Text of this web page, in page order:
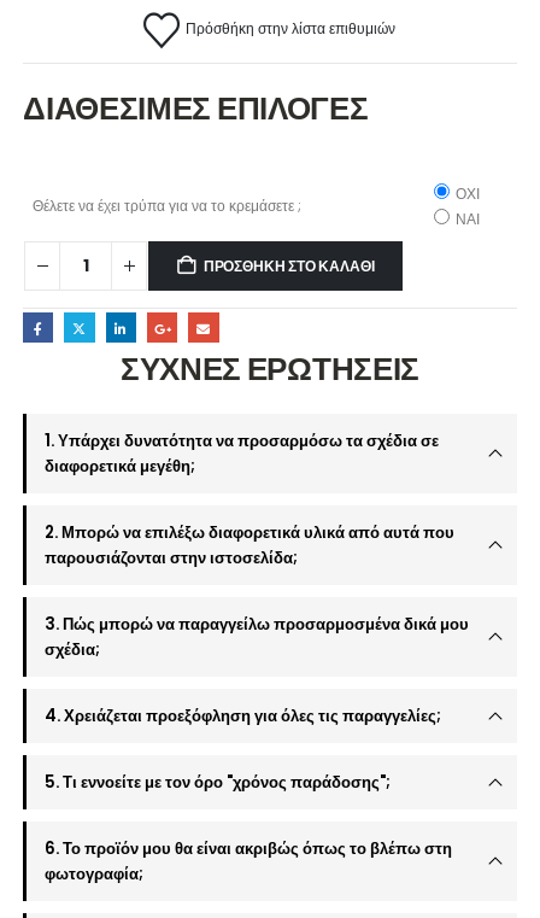
Πρόσθήκη στην λίστα επιθυμιών
ΔΙΑΘΕΣΙΜΕΣ ΕΠΙΛΟΓΕΣ
Θέλετε να έχει τρύπα για να το κρεμάσετε ;
ΟΧΙ
ΝΑΙ
ΠΡΟΣΘΉΚΗ ΣΤΟ ΚΑΛΆΘΙ
ΣΥΧΝΕΣ ΕΡΩΤΗΣΕΙΣ
1. Υπάρχει δυνατότητα να προσαρμόσω τα σχέδια σε
διαφορετικά μεγέθη;
2. Μπορώ να επιλέξω διαφορετικά υλικά από αυτά που
παρουσιάζονται στην ιστοσελίδα;
3. Πώς μπορώ να παραγγείλω προσαρμοσμένα δικά μου
σχέδια;
4. Χρειάζεται προεξόφληση για όλες τις παραγγελίες;
5. Τι εννοείτε με τον όρο "χρόνος παράδοσης";
6. Το προϊόν μου θα είναι ακριβώς όπως το βλέπω στη
φωτογραφία;